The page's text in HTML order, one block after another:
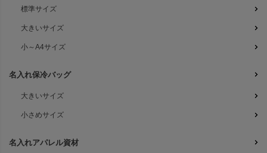
標準サイズ
大きいサイズ
小～A4サイズ
名入れ保冷バッグ
大きいサイズ
小さめサイズ
名入れアパレル資材